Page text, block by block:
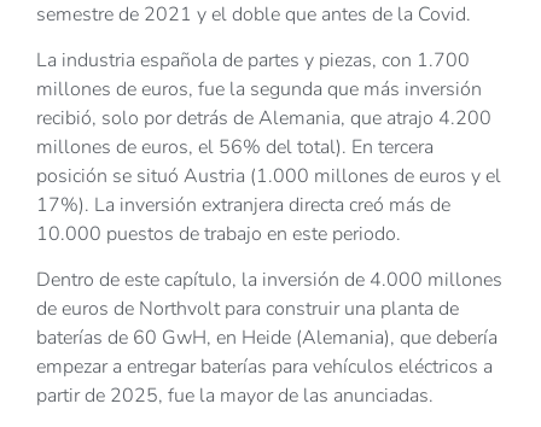
semestre de 2021 y el doble que antes de la Covid.
La industria española de partes y piezas, con 1.700
millones de euros, fue la segunda que más inversión
recibió, solo por detrás de Alemania, que atrajo 4.200
millones de euros, el 56% del total). En tercera
posición se situó Austria (1.000 millones de euros y el
17%). La inversión extranjera directa creó más de
10.000 puestos de trabajo en este periodo.
Dentro de este capítulo, la inversión de 4.000 millones
de euros de Northvolt para construir una planta de
baterías de 60 GwH, en Heide (Alemania), que debería
empezar a entregar baterías para vehículos eléctricos a
partir de 2025, fue la mayor de las anunciadas.